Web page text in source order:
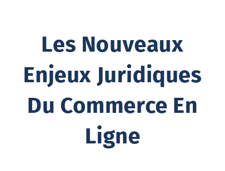
Les Nouveaux
Enjeux Juridiques
Du Commerce En
Ligne